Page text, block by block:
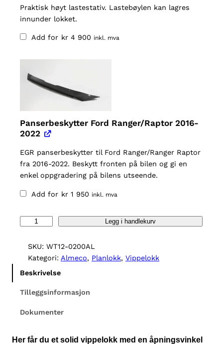
Praktisk høyt lastestativ. Lastebøylen kan lagres
innunder lokket.
Add for kr 4 900 inkl. mva
Panserbeskytter Ford Ranger/Raptor 2016-
2022
EGR panserbeskytter til Ford Ranger/Ranger Raptor
fra 2016-2022. Beskytt fronten på bilen og gi en
enkel oppgradering på bilens utseende.
Add for kr 1 950 inkl. mva
F
r
Legg i handlekurv
SKU: WT12-0200AL
Kategori: Almeco, Planlokk, Vippelokk
Beskrivelse
Tilleggsinformasjon
Dokumenter
Her får du et solid vippelokk med en åpningsvinkel